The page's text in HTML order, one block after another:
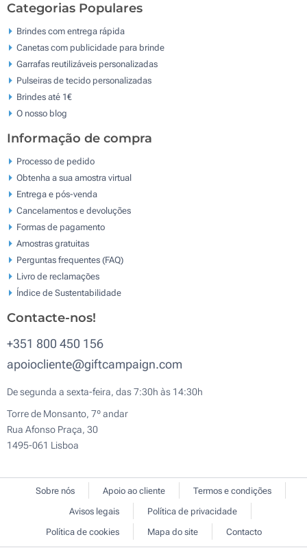
Categorias Populares
Brindes com entrega rápida
Canetas com publicidade para brinde
Garrafas reutilizáveis personalizadas
Pulseiras de tecido personalizadas
Brindes até 1€
O nosso blog
Informação de compra
Processo de pedido
Obtenha a sua amostra virtual
Entrega e pós-venda
Cancelamentos e devoluções
Formas de pagamento
Amostras gratuitas
Perguntas frequentes (FAQ)
Livro de reclamaçōes
Índice de Sustentabilidade
Contacte-nos!
+351 800 450 156
apoiocliente@giftcampaign.com
De segunda a sexta-feira, das 7:30h às 14:30h
Torre de Monsanto, 7º andar
Rua Afonso Praça, 30
1495-061 Lisboa
Sobre nós Apoio ao cliente
Termos e condições
Avisos legais
Política de privacidade
Política de cookies
Mapa do site Contacto